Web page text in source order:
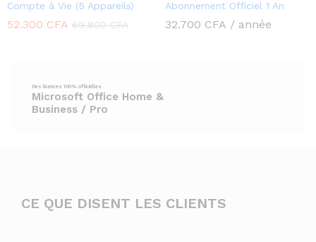
Compte à Vie (5 Appareils)
52.300 CFA 69.800CFA
Abonnement Officiel 1 An
32.700 CFA / année
Microsoft Office Home &
Business / Pro
CE QUE DISENT LES CLIENTS